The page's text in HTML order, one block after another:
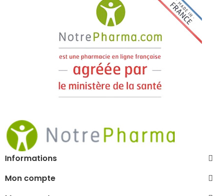
Informations
Mon compte